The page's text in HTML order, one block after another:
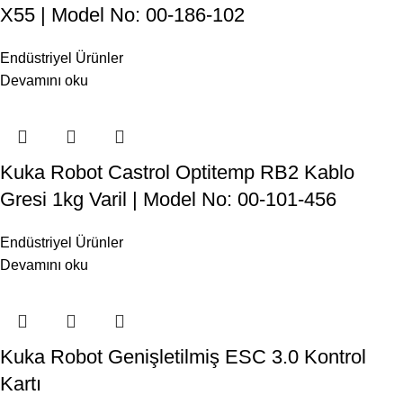
X55 | Model No: 00-186-102
Endüstriyel Ürünler
Devamını oku
Kuka Robot Castrol Optitemp RB2 Kablo
Gresi 1kg Varil | Model No: 00-101-456
Endüstriyel Ürünler
Devamını oku
Kuka Robot Genişletilmiş ESC 3.0 Kontrol
Kartı